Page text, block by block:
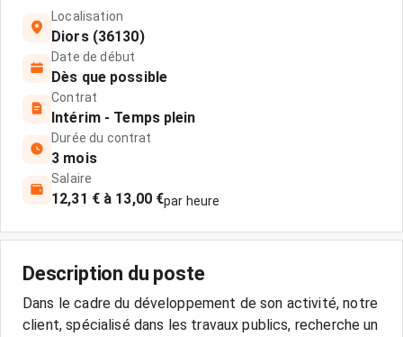
Localisation
Diors (36130)
Date de début
Dès que possible
Contrat
Intérim - Temps plein
Durée du contrat
3 mois
Salaire
12,31 € à 13,00 €par heure
Description du poste
Dans le cadre du développement de son activité, notre
client, spécialisé dans les travaux publics, recherche un